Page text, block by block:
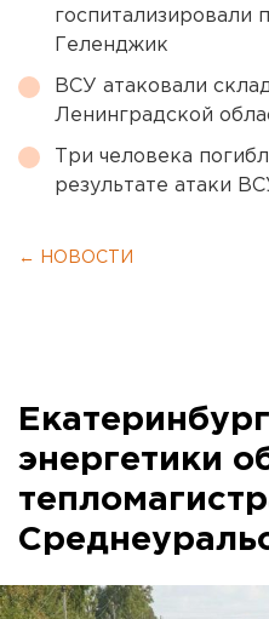
госпитализировали
Геленджик
ВСУ атаковали
Ленинградской
Три человека
результате атаки
← НОВОСТИ
энергетики